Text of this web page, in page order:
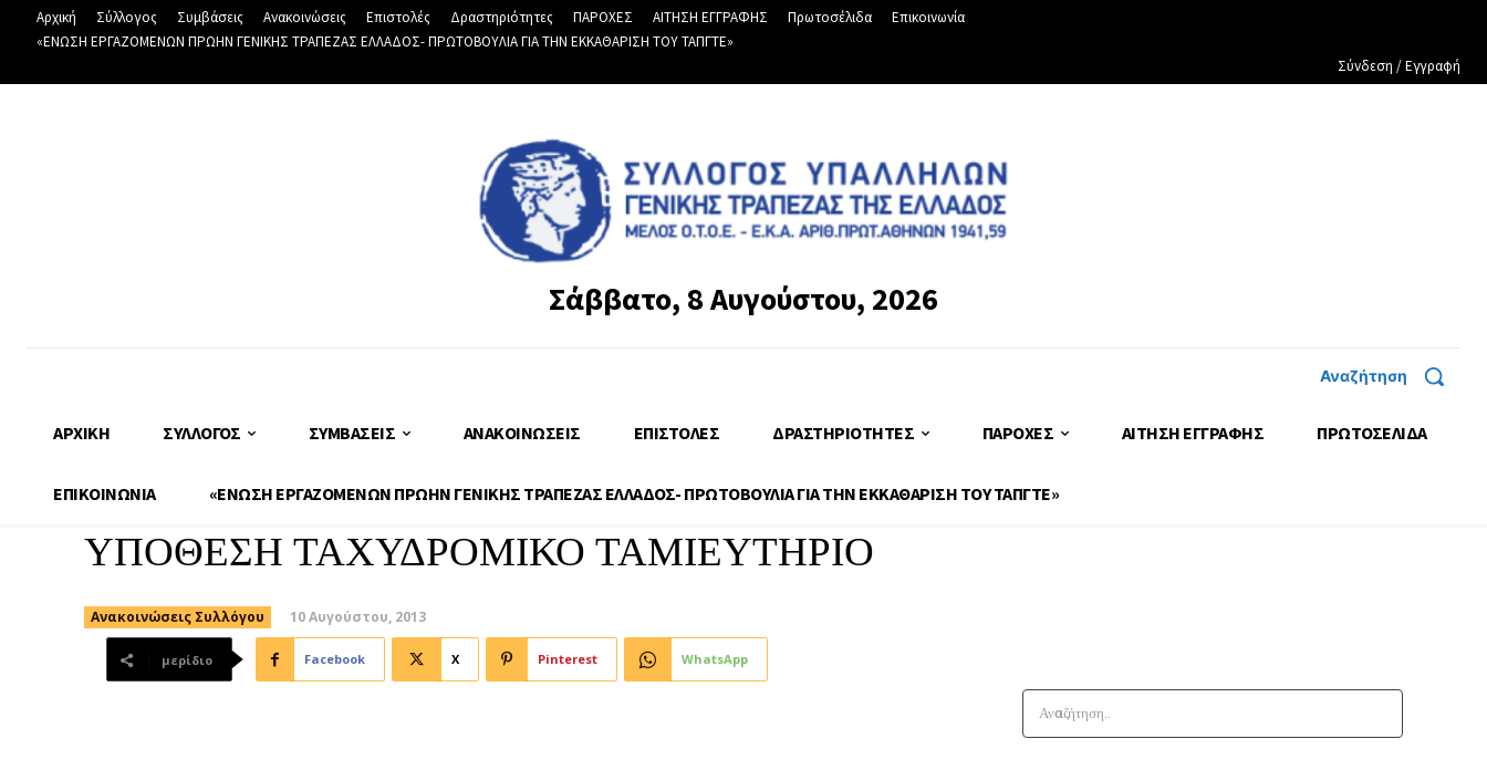
Αρχική Σύλλογος Συμβάσεις Ανακοινώσεις Επιστολές Δραστηριότητες ΠΑΡΟΧΕΣ ΑΙΤΗΣΗ ΕΓΓΡΑΦΗΣ Πρωτοσέλιδα
Επικοινωνία
«ΕΝΩΣΗ ΕΡΓΑΖΟΜΕΝΩΝ ΠΡΩΗΝ ΓΕΝΙΚΗΣ ΤΡΑΠΕΖΑΣ ΕΛΛΑΔΟΣ- ΠΡΩΤΟΒΟΥΛΙΑ ΓΙΑ ΤΗΝ ΕΚΚΑΘΑΡΙΣΗ ΤΟΥ ΤΑΠΓΤΕ»
Σύνδεση / Εγγραφή
Σάββατο, 8 Αυγούστου, 2026
Αναζήτηση
ΑΡΧΙΚΉ ΣΎΛΛΟΓΟΣ ΣΥΜΒΆΣΕΙΣ ΑΝΑΚΟΙΝΏΣΕΙΣ ΕΠΙΣΤΟΛΈΣ ΔΡΑΣΤΗΡΙΌΤΗΤΕΣ ΠΑΡΟΧΕΣ ΑΙΤΗΣΗ ΕΓΓΡΑΦΗΣ ΠΡΩΤΟΣΈΛΙΔΑ
ΕΠΙΚΟΙΝΩΝΊΑ «ΕΝΩΣΗ ΕΡΓΑΖΟΜΕΝΩΝ ΠΡΩΗΝ ΓΕΝΙΚΗΣ ΤΡΑΠΕΖΑΣ ΕΛΛΑΔΟΣ- ΠΡΩΤΟΒΟΥΛΙΑ ΓΙΑ ΤΗΝ ΕΚΚΑΘΑΡΙΣΗ ΤΟΥ ΤΑΠΓΤΕ»
ΥΠΟΘΕΣΗ ΤΑΧΥΔΡΟΜΙΚΟ ΤΑΜΙΕΥΤΗΡΙΟ
Ανακοινώσεις Συλλόγου 10 Αυγούστου, 2013
μερίδιο Facebook X Pinterest WhatsApp
Αναζήτηση..